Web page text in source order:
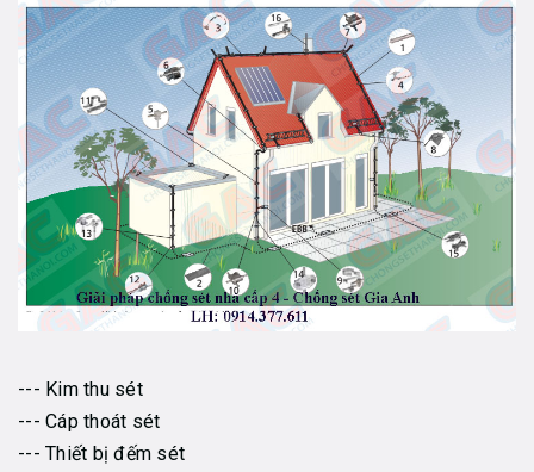
--- Kim thu sét
--- Cáp thoát sét
--- Thiết bị đếm sét